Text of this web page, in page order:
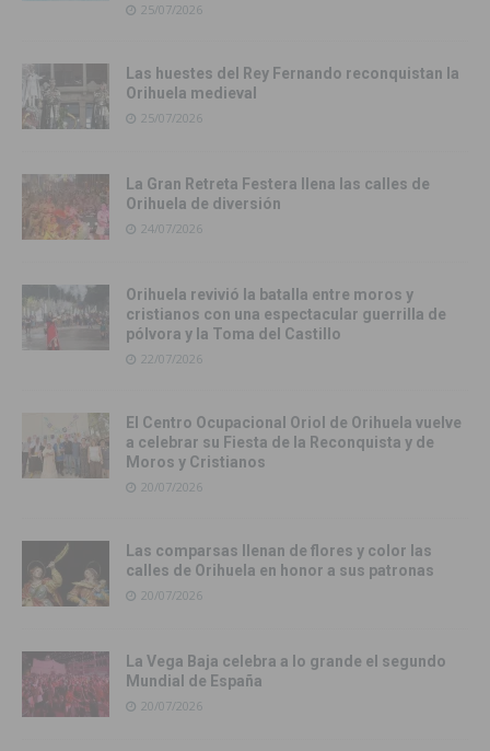
25/07/2026
Las huestes del Rey Fernando reconquistan la
Orihuela medieval
25/07/2026
La Gran Retreta Festera llena las calles de
Orihuela de diversión
24/07/2026
Orihuela revivió la batalla entre moros y
cristianos con una espectacular guerrilla de
pólvora y la Toma del Castillo
22/07/2026
El Centro Ocupacional Oriol de Orihuela vuelve
a celebrar su Fiesta de la Reconquista y de
Moros y Cristianos
20/07/2026
Las comparsas llenan de flores y color las
calles de Orihuela en honor a sus patronas
20/07/2026
La Vega Baja celebra a lo grande el segundo
Mundial de España
20/07/2026